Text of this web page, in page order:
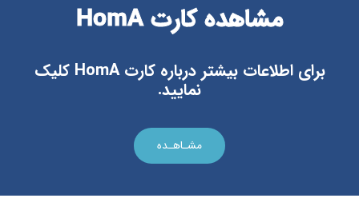
مشاهده کارت HomA
برای اطلاعات بیشتر درباره کارت HomA کلیک
نمایید.
مشـاهـده